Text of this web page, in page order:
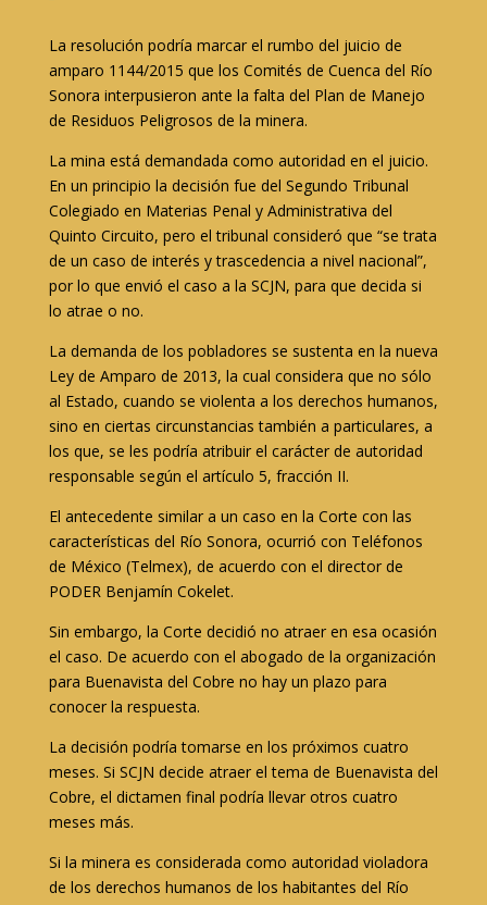
La resolución podría marcar el rumbo del juicio de
amparo 1144/2015 que los Comités de Cuenca del Río
Sonora interpusieron ante la falta del Plan de Manejo
de Residuos Peligrosos de la minera.
La mina está demandada como autoridad en el juicio.
En un principio la decisión fue del Segundo Tribunal
Colegiado en Materias Penal y Administrativa del
Quinto Circuito, pero el tribunal consideró que “se trata
de un caso de interés y trascedencia a nivel nacional”,
por lo que envió el caso a la SCJN, para que decida si
lo atrae o no.
La demanda de los pobladores se sustenta en la nueva
Ley de Amparo de 2013, la cual considera que no sólo
al Estado, cuando se violenta a los derechos humanos,
sino en ciertas circunstancias también a particulares, a
los que, se les podría atribuir el carácter de autoridad
responsable según el artículo 5, fracción II.
El antecedente similar a un caso en la Corte con las
características del Río Sonora, ocurrió con Teléfonos
de México (Telmex), de acuerdo con el director de
PODER Benjamín Cokelet.
Sin embargo, la Corte decidió no atraer en esa ocasión
el caso. De acuerdo con el abogado de la organización
para Buenavista del Cobre no hay un plazo para
conocer la respuesta.
La decisión podría tomarse en los próximos cuatro
meses. Si SCJN decide atraer el tema de Buenavista del
Cobre, el dictamen final podría llevar otros cuatro
meses más.
Si la minera es considerada como autoridad violadora
de los derechos humanos de los habitantes del Río